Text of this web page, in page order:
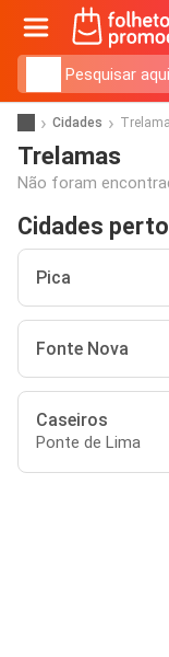
Cidades
Trelamas
Não foram
Cidades
Pica
Fonte Nova
Caseiros
Ponte de Lima